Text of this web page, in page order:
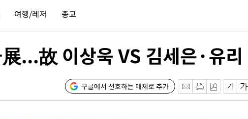
절차 개시
액
소
CDC
여행/레저 종교
...故 이상욱 VS 김세은·유리
구글에서 선호하는 매체로 추가